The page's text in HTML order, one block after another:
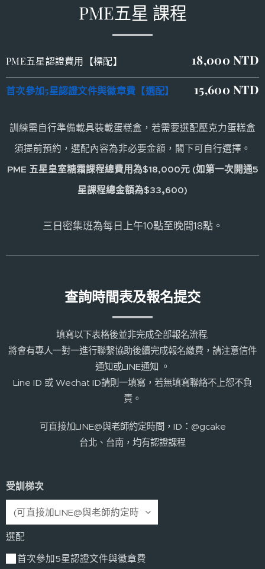
PME五星 課程
PME五星認證費用【標配】 18,000 NTD
首次參加5星認證文件與徽章費【選配】 15,600 NTD
訓練需自行準備載具裝載蛋糕盒，若需要選配壓克力蛋糕盒
須提前預約，選配內容為非必要金額，閣下可自行選擇。
PME 五星皇室糖霜課程總費用為$18,000元 (如第一次開通5
星課程總金額為$33,600)
三日密集班為每日上午10點至晚間18點。
查詢時間表及報名提交
填寫以下表格後並非完成全部報名流程,
將會有專人一對一進行聯繫協助後續完成報名繳費，請注意信件
通知或LINE通知 。
Line ID 或 Wechat ID請則一填寫，若無填寫聯絡不上恕不負
責。
可直接加LINE@與老師約定時間，ID：@gcake
台北、台南，均有認證課程
受訓梯次
選配
首次參加5星認證文件與徽章費